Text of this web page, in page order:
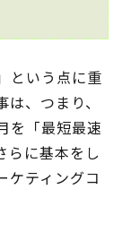
という点に重
、つまり、
を「最短最速
らに基本をし
ケティングコ